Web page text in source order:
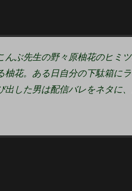
ぶ先生の野々原柚花のヒミ
花。ある日自分の下駄箱に
した男は配信バレをネタに